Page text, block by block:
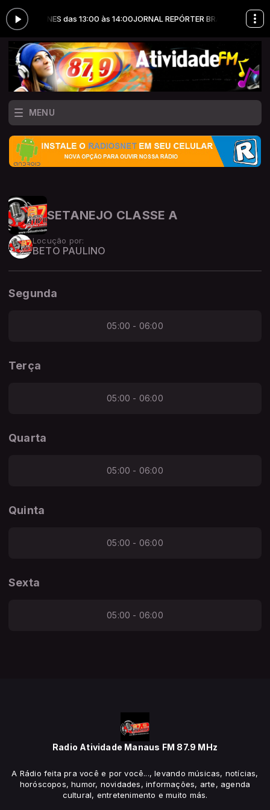
LÉO NUNES das 13:00 às 14:00JORNAL REPÓRTER BRASIL com
MENU
SETANEJO CLASSE A
Locução por:
BETO PAULINO
Segunda
05:00 - 06:00
Terça
05:00 - 06:00
Quarta
05:00 - 06:00
Quinta
05:00 - 06:00
Sexta
05:00 - 06:00
Radio Atividade Manaus FM 87.9 MHz
A Rádio feita pra você e por você..., levando músicas, notícias,
horóscopos, humor, novidades, informações, arte, agenda
cultural, entretenimento e muito más.